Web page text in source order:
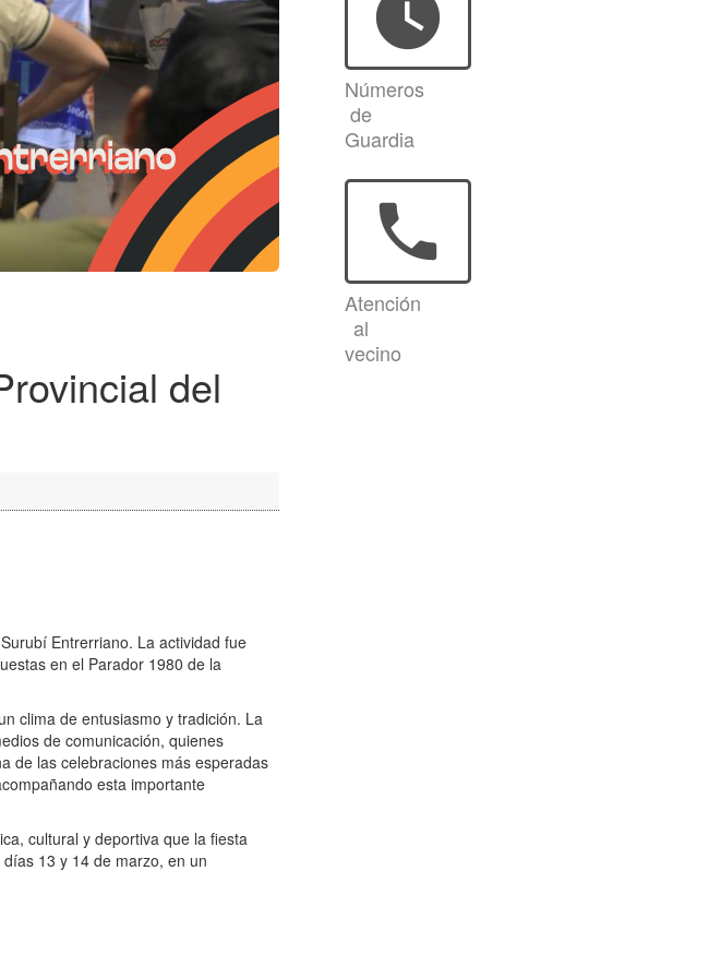
del
Entrerriano. La actividad fue
en el Parador 1980 de la
clima de entusiasmo y tradición. La
de comunicación, quienes
de las celebraciones más esperadas
esta importante
cultural y deportiva que la fiesta
13 y 14 de marzo, en un
watch_later
Números
de
Guardia
phone
Atención
al
vecino